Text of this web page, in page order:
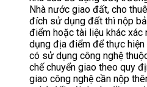
Nhà nước giao đất, cho
đích sử dụng đất thì nộp
điểm hoặc tài liệu khác
dụng địa điểm để thực
có sử dụng công nghệ
chế chuyển giao theo quy
giao công nghệ cần nộp